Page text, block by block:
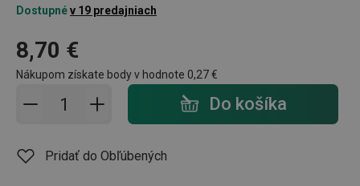
Dostupnév 19 predajniach
8,70 €
Nákupom získate body v hodnote 0,27 €
Pridať do košíka - počet Do košíka
Pridať do Obľúbených